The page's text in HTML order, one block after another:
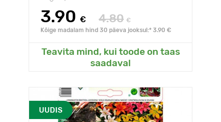
3.90 € 4.80 €
Kõige madalam hind 30 päeva jooksul:* 3.90 €
Teavita mind, kui toode on taas
saadaval
UUDIS